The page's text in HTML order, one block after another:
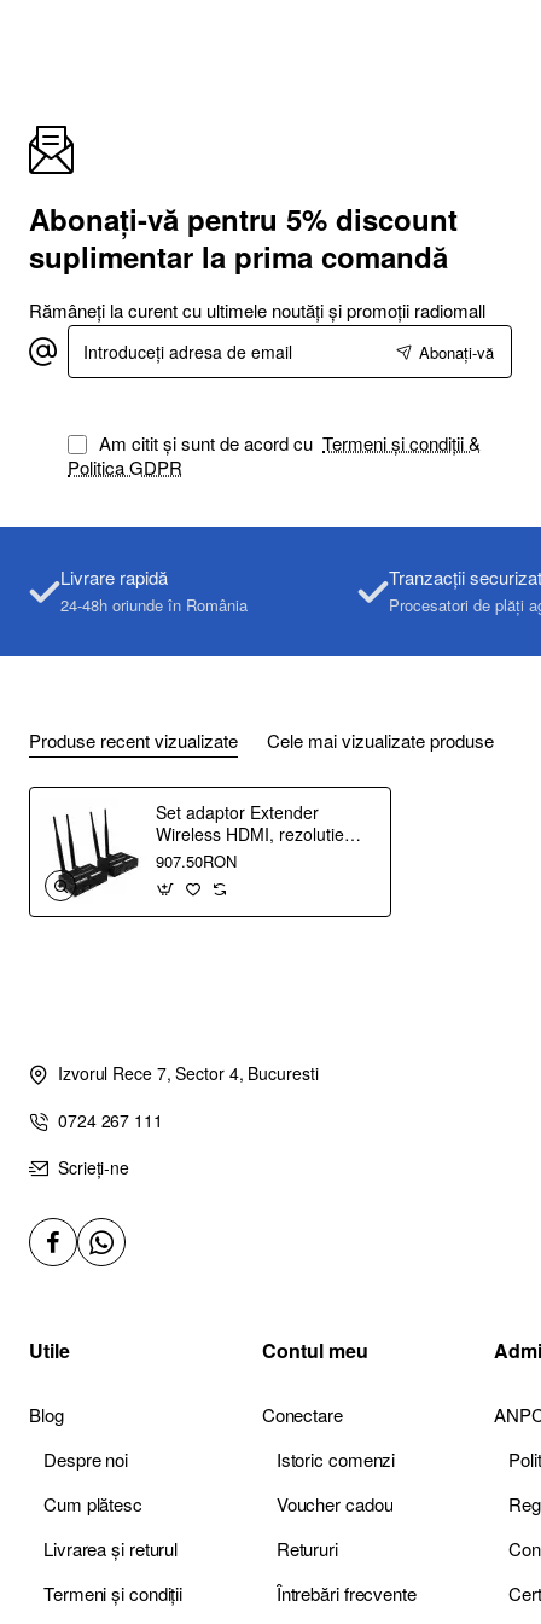
Abonați-vă pentru 5% discount
suplimentar la prima comandă
Rămâneți la curent cu ultimele noutăți și promoții radiomall
Introduceți
adresa
de
Abonați-vă
Am citit și sunt de acord cu Termeni și condiții &
Politica GDPR
Livrare rapidă
24-48h oriunde în România
Tranzacții
Procesatori de plăți
Produse recent vizualizate Cele mai vizualizate produse
Set adaptor Extender
Wireless HDMI, rezolutie
1920 x 1080p, Emitator si
Receptor, Dual Band
2.4GHz/5GHz, Raza 200m
907.50RON
Izvorul Rece 7, Sector 4, Bucuresti
0724 267 111
Scrieți-ne
Utile
Blog
Despre noi
Cum plătesc
Livrarea și returul
Termeni și condiții
Contul meu
Conectare
Istoric comenzi
Voucher cadou
Retururi
Întrebări frecvente